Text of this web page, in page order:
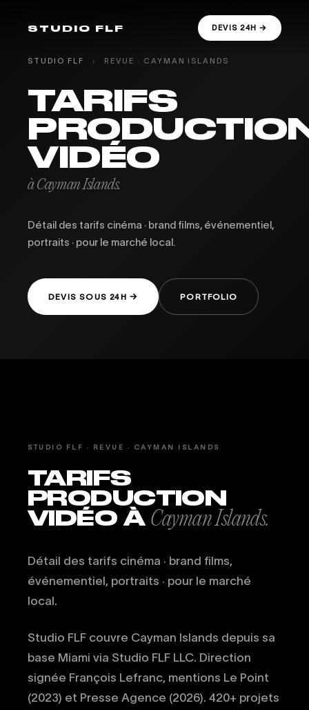
STUDIO FLF DEVIS 24H →
STUDIO FLF › REVUE · CAYMAN ISLANDS
TARIFS
VIDÉO
à Cayman Islands.
Détail des tarifs cinéma · brand films, événementiel,
portraits · pour le marché local.
DEVIS SOUS 24H → PORTFOLIO
STUDIO FLF · REVUE · CAYMAN ISLANDS
TARIFS
PRODUCTION
VIDÉO À Cayman Islands.
Détail des tarifs cinéma · brand films,
événementiel, portraits · pour le marché
local.
Studio FLF couvre Cayman Islands depuis sa
base Miami via Studio FLF LLC. Direction
signée François Lefranc, mentions Le Point
(2023) et Presse Agence (2026). 420+ projets